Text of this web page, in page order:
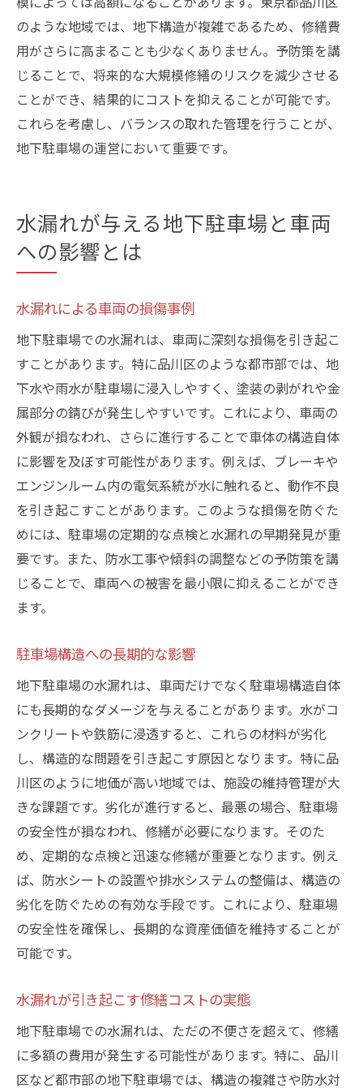
のような地域では、地下構造が複雑であるため、修繕費
用がさらに高まることも少なくありません。予防策を講
じることで、将来的な大規模修繕のリスクを減少させる
ことができ、結果的にコストを抑えることが可能です。
これらを考慮し、バランスの取れた管理を行うことが、
地下駐車場の運営において重要です。
水漏れが与える地下駐車場と車両
への影響とは
水漏れによる車両の損傷事例
地下駐車場での水漏れは、車両に深刻な損傷を引き起こ
すことがあります。特に品川区のような都市部では、地
下水や雨水が駐車場に浸入しやすく、塗装の剥がれや金
属部分の錆びが発生しやすいです。これにより、車両の
外観が損なわれ、さらに進行することで車体の構造自体
に影響を及ぼす可能性があります。例えば、ブレーキや
エンジンルーム内の電気系統が水に触れると、動作不良
を引き起こすことがあります。このような損傷を防ぐた
めには、駐車場の定期的な点検と水漏れの早期発見が重
要です。また、防水工事や傾斜の調整などの予防策を講
じることで、車両への被害を最小限に抑えることができ
ます。
駐車場構造への長期的な影響
地下駐車場の水漏れは、車両だけでなく駐車場構造自体
にも長期的なダメージを与えることがあります。水がコ
ンクリートや鉄筋に浸透すると、これらの材料が劣化
し、構造的な問題を引き起こす原因となります。特に品
川区のように地価が高い地域では、施設の維持管理が大
きな課題です。劣化が進行すると、最悪の場合、駐車場
の安全性が損なわれ、修繕が必要になります。そのた
め、定期的な点検と迅速な修繕が重要となります。例え
ば、防水シートの設置や排水システムの整備は、構造の
劣化を防ぐための有効な手段です。これにより、駐車場
の安全性を確保し、長期的な資産価値を維持することが
可能です。
水漏れが引き起こす修繕コストの実態
地下駐車場での水漏れは、ただの不便さを超えて、修繕
に多額の費用が発生する可能性があります。特に、品川
区など都市部の地下駐車場では、構造の複雑さや防水対